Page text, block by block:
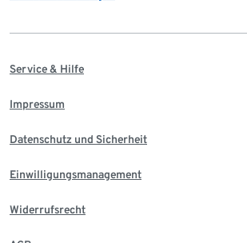
Service & Hilfe
Impressum
Datenschutz und Sicherheit
Einwilligungsmanagement
Widerrufsrecht